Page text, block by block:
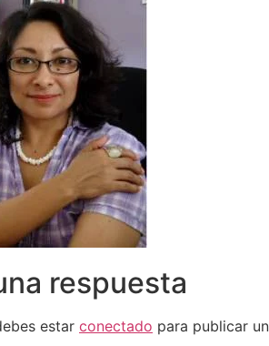
respuesta
estar conectado para publicar